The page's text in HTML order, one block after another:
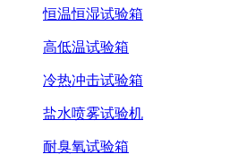
恒温恒湿试验箱
高低温试验箱
冷热冲击试验箱
盐水喷雾试验机
耐臭氧试验箱